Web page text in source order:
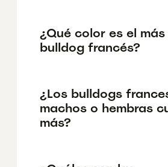
¿Qué color es el
bulldog francés?
¿Los bulldogs
machos o hembras
más?